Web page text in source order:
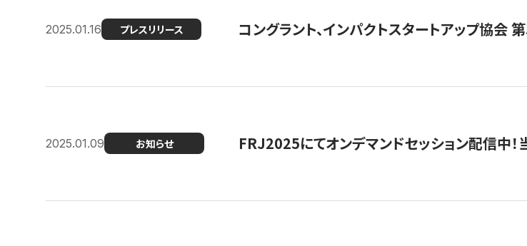
2025.01.16 プレスリリース コングラント、インパクトスタートアップ協
2025.01.09 お知らせ FRJ2025にてオンデマンドセッション配信中！